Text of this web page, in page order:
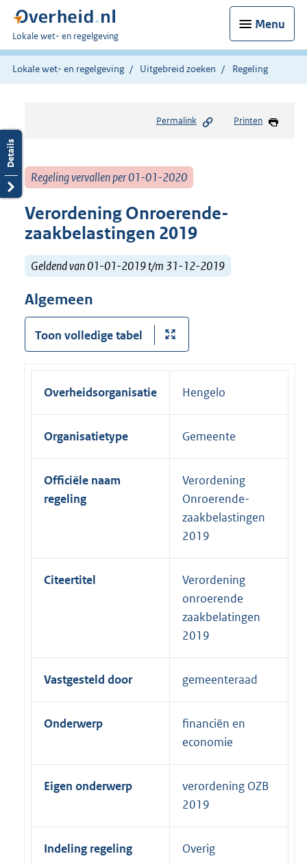
Menu
U
bent
hier:
Lokale wet- en regelgeving
Lokale wet- en regelgeving Uitgebreid zoeken Regeling
Permalink Printen
Regeling vervallen per 01-01-2020
Verordening Onroerende-
zaakbelastingen 2019
Geldend van 01-01-2019 t/m 31-12-2019
Algemeen
Toon volledige tabel
Overheidsorganisatie Hengelo
Organisatietype Gemeente
Officiële naam
regeling
Verordening
Onroerende-
zaakbelastingen
2019
Citeertitel
Verordening
onroerende
zaakbelatingen
2019
Vastgesteld door gemeenteraad
Onderwerp
financiën en
economie
Eigen onderwerp
verordening OZB
2019
Indeling regeling Overig